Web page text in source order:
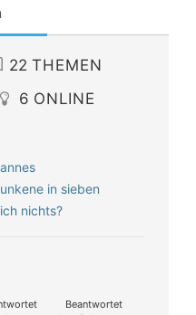
22 THEMEN
6 ONLINE
in sieben
nichts?
Beantwortet